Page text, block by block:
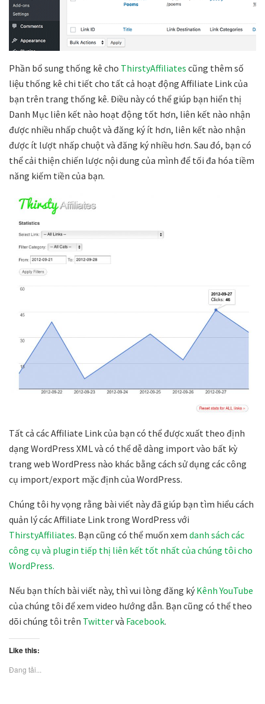
Phần bổ sung thống kê cho ThirstyAffiliates cũng thêm số
liệu thống kê chi tiết cho tất cả hoạt động Affiliate Link của
bạn trên trang thống kê. Điều này có thể giúp bạn hiển thị
Danh Mục liên kết nào hoạt động tốt hơn, liên kết nào nhận
được nhiều nhấp chuột và đăng ký ít hơn, liên kết nào nhận
được ít lượt nhấp chuột và đăng ký nhiều hơn. Sau đó, bạn có
thể cải thiện chiến lược nội dung của mình để tối đa hóa tiềm
năng kiếm tiền của bạn.
Tất cả các Affiliate Link của bạn có thể được xuất theo định
dạng WordPress XML và có thể dễ dàng import vào bất kỳ
trang web WordPress nào khác bằng cách sử dụng các công
cụ import/export mặc định của WordPress.
Chúng tôi hy vọng rằng bài viết này đã giúp bạn tìm hiểu cách
quản lý các Affiliate Link trong WordPress với
ThirstyAffiliates. Bạn cũng có thể muốn xem danh sách các
công cụ và plugin tiếp thị liên kết tốt nhất của chúng tôi cho
WordPress.
Nếu bạn thích bài viết này, thì vui lòng đăng ký Kênh YouTube
của chúng tôi để xem video hướng dẫn. Bạn cũng có thể theo
dõi chúng tôi trên Twittervà Facebook.
Like this:
Đang tải...